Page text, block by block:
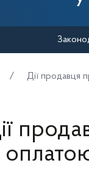
Дії продавця